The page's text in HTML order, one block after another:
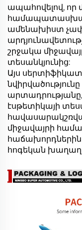
ապահովելով, որ
ամենախիստ
շրջակա
տեսանկյունից:
Այս
արտադրությանը,
էսթետիկայի
միջավայրի
հոգեկան